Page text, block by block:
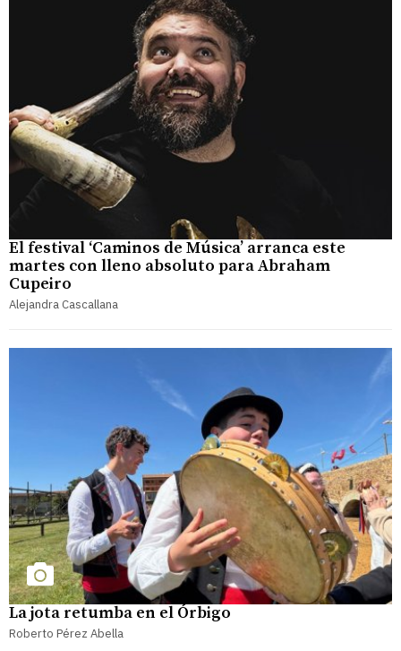
El festival ‘Caminos de Música’ arranca este
martes con lleno absoluto para Abraham
Cupeiro
Alejandra Cascallana
La jota retumba en el Órbigo
Roberto Pérez Abella